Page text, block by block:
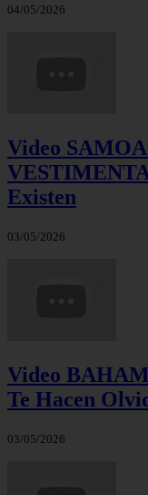
04/05/2026
Video
Existen
03/05/2026
Video
Te Hacen
03/05/2026